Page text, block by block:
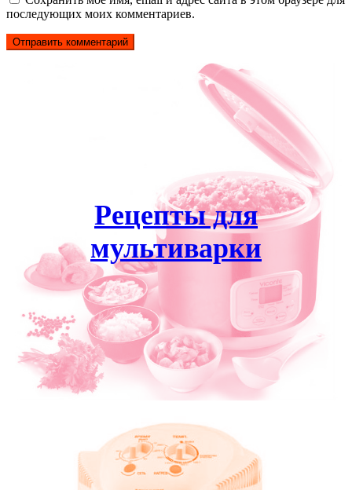
последующих моих комментариев.
Рецепты для
мультиварки